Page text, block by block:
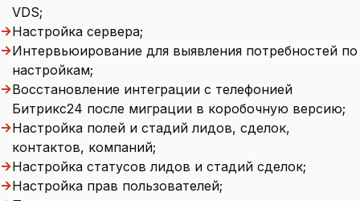
VDS;
→Настройка сервера;
→Интервьюирование для выявления потребностей по
настройкам;
→Восстановление интеграции с телефонией
Битрикс24 после миграции в коробочную версию;
→Настройка полей и стадий лидов, сделок,
контактов, компаний;
→Настройка статусов лидов и стадий сделок;
→Настройка прав пользователей;